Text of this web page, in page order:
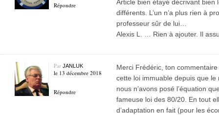
Répondre
Article bien étayé décrivant bien
différents. L’un n’a plus rien à
professeur sûr de lui…
Alexis L. … Rien à ajouter. Il
Par JANLUK
le 13 décembre 2018
Répondre
Merci Frédéric, ton
cette loi immuable depuis que
nous n’avons posé l’équation
fameuse loi des 80/20. En tout
d’adaptation en fait (pour les